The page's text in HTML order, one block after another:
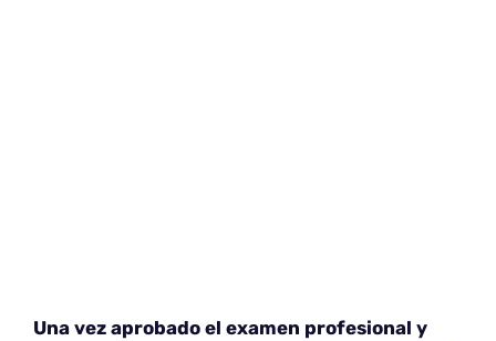
Una vez aprobado el examen profesional y